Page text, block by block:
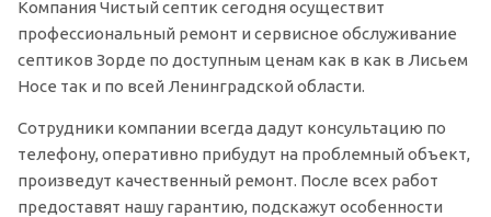
Компания Чистый септик сегодня осуществит
профессиональный ремонт и сервисное обслуживание
септиков Зорде по доступным ценам как в как в Лисьем
Носе так и по всей Ленинградской области.
Сотрудники компании всегда дадут консультацию по
телефону, оперативно прибудут на проблемный объект,
произведут качественный ремонт. После всех работ
предоставят нашу гарантию, подскажут особенности